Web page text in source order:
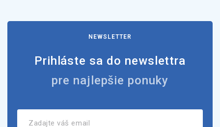
NEWSLETTER
Prihláste sa do newslettra
pre najlepšie ponuky